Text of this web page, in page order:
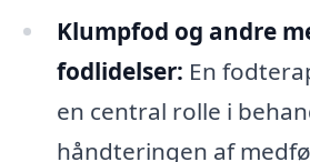
Klumpfod og andre
fodlidelser: En
en central rolle i
håndteringen af